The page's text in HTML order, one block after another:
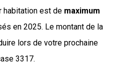
habitation est de maximum
en 2025. Le montant de la
lors de votre prochaine
3317.